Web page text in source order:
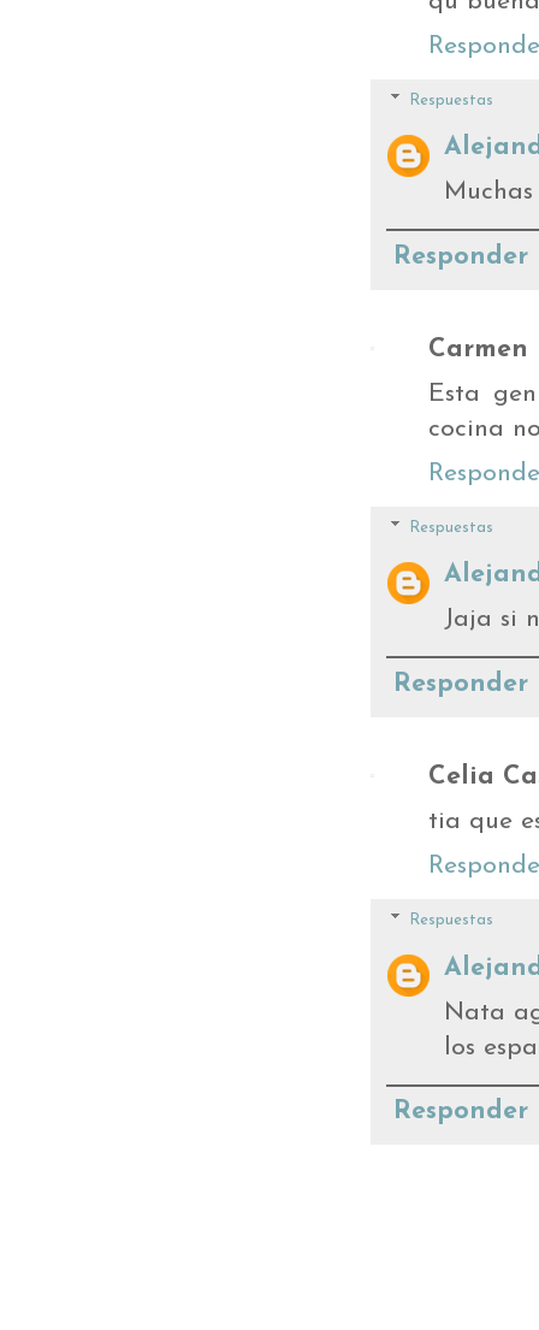
Respuestas
Responder
Carmen
Esta
cocina
Respuestas
Jaja si
Responder
Celia
tia que
Respuestas
Nata
los
Responder